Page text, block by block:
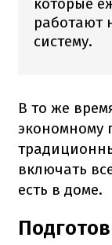
работают
систему.
В то же
экономному
включать
есть в доме.